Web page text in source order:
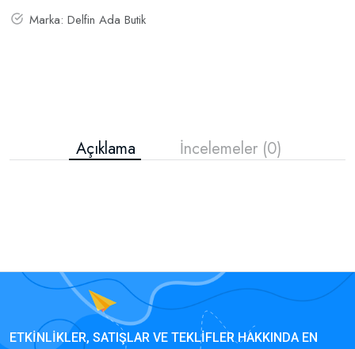
Marka: Delfin Ada Butik
Açıklama İncelemeler (0)
ETKINLIKLER, SATIŞLAR VE TEKLIFLER HAKKINDA EN